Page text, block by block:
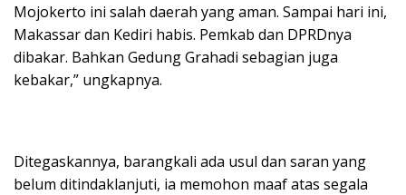
Mojokerto ini salah daerah yang aman. Sampai hari ini,
Makassar dan Kediri habis. Pemkab dan DPRDnya
dibakar. Bahkan Gedung Grahadi sebagian juga
kebakar,” ungkapnya.
Ditegaskannya, barangkali ada usul dan saran yang
belum ditindaklanjuti, ia memohon maaf atas segala